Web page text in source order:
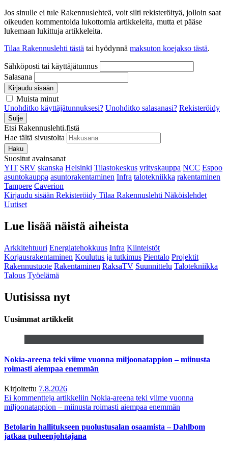
Jos sinulle ei tule Rakennuslehteä, voit silti rekisteröityä, jolloin saat
oikeuden kommentoida lukottomia artikkeleita, mutta et pääse
lukemaan lukittuja artikkeleita.
Tilaa Rakennuslehti tästä tai hyödynnä maksuton koejakso tästä.
Sähköposti tai käyttäjätunnus
Salasana
Kirjaudu sisään
Muista minut
Unohditko käyttäjätunnuksesi? Unohditko salasanasi? Rekisteröidy
Sulje
Etsi Rakennuslehti.fistä
Hae tältä sivustolta
Haku
Suositut avainsanat
YIT SRV skanska Helsinki Tilastokeskus yrityskauppa NCC Espoo
asuntokauppa asuntorakentaminen Infra talotekniikka rakentaminen
Tampere Caverion
Kirjaudu sisään Rekisteröidy Tilaa Rakennuslehti Näköislehdet
Uutiset
Lue lisää näistä aiheista
Arkkitehtuuri Energiatehokkuus Infra Kiinteistöt
Korjausrakentaminen Koulutus ja tutkimus Pientalo Projektit
Rakennustuote Rakentaminen RaksaTV Suunnittelu Talotekniikka
Talous Työelämä
Uutisissa nyt
Uusimmat artikkelit
Nokia-areena teki viime vuonna miljoonatappion – miinusta
roimasti aiempaa enemmän
Kirjoitettu 7.8.2026
Ei kommentteja artikkeliin Nokia-areena teki viime vuonna
miljoonatappion – miinusta roimasti aiempaa enemmän
Betolarin hallitukseen puolustusalan osaamista – Dahlbom
jatkaa puheenjohtajana